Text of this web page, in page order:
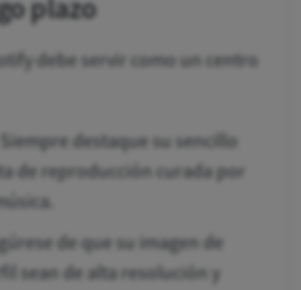
plazo
debe servir como un centro
Siempre destaque su sencillo
de reproducción curada por
de que su imagen de
sean de alta resolución y